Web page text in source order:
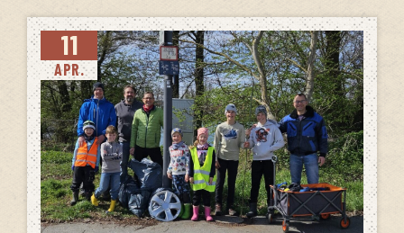
11
APR.